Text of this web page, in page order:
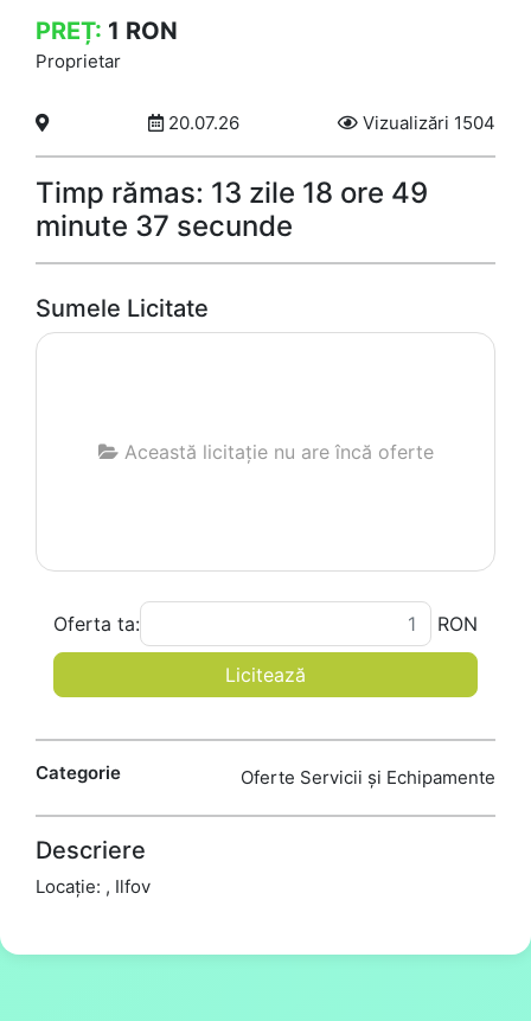
PREȚ: 1 RON
Proprietar
20.07.26 Vizualizări 1504
Timp rămas: 13 zile 18 ore 49
minute 37 secunde
Sumele Licitate
Această licitație nu are încă oferte
Oferta ta: RON
Licitează
Categorie Oferte Servicii și Echipamente
Descriere
Locație: , Ilfov